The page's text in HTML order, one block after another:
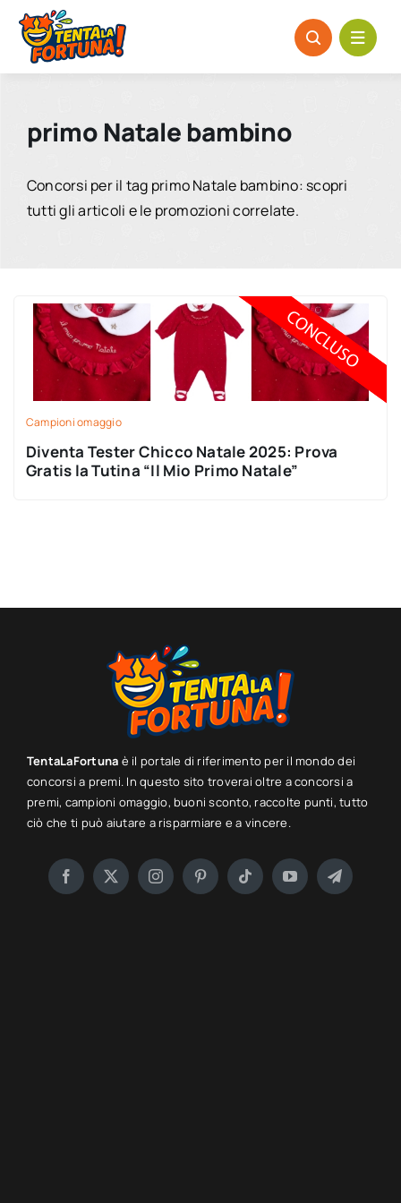
Salta
contenuto
primo Natale bambino
Concorsi per il tag primo Natale bambino: scopri
tutti gli articoli e le promozioni correlate.
Campioni omaggio
Diventa Tester Chicco Natale 2025: Prova
Gratis la Tutina “Il Mio Primo Natale”
TentaLaFortuna è il portale di riferimento per il mondo dei
concorsi a premi. In questo sito troverai oltre a concorsi a
premi, campioni omaggio, buoni sconto, raccolte punti, tutto
ciò che ti può aiutare a risparmiare e a vincere.